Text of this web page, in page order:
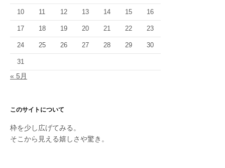
10 11 12 13 14 15 16
17 18 19 20 21 22 23
24 25 26 27 28 29 30
31
« 5月
このサイトについて
枠を少し広げてみる。
そこから見える嬉しさや驚き。